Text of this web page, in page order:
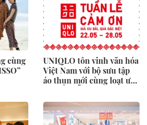
cùng
UNIQLO tôn vinh văn hóa
Việt Nam với bộ sưu tập
áo thun mới cùng loạt ưu